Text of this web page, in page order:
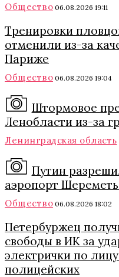
Общество 06.08.2026 19:11
Тренировки
отменили из-за
Париже
Общество 06.08.2026 19:04
Штормовое
Ленобласти из-за
Ленинградская область
Путин
аэропорт
Общество 06.08.2026 18:02
Петербуржец
свободы в ИК за
электрички по
полицейских